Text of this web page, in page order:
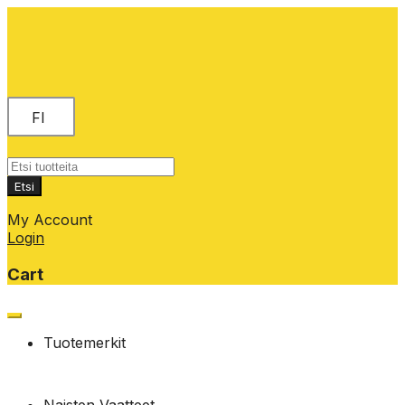
FI
Products
search
Etsi
My Account
Login
Cart
Skip
contentTuotemerkit